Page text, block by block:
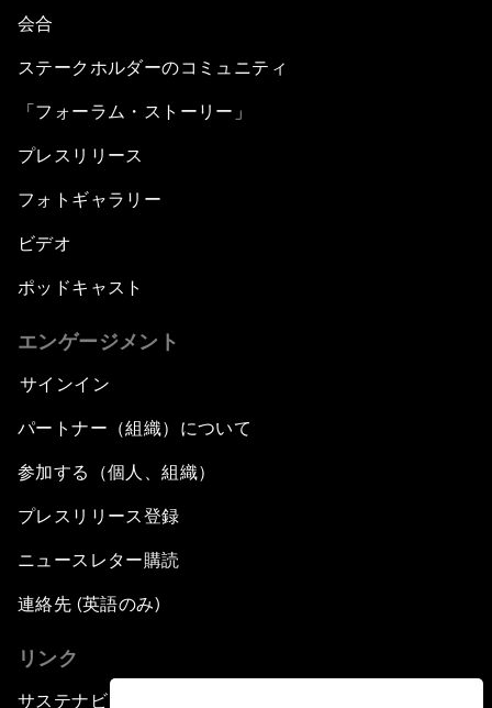
会合
ステークホルダーのコミュニティ
「フォーラム・ストーリー」
プレスリリース
フォトギャラリー
ビデオ
ポッドキャスト
エンゲージメント
サインイン
パートナー（組織）について
参加する（個人、組織）
プレスリリース登録
ニュースレター購読
連絡先 (英語のみ)
リンク
サステナビリティへの取り組み